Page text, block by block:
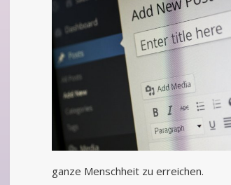
ganze Menschheit zu erreichen.